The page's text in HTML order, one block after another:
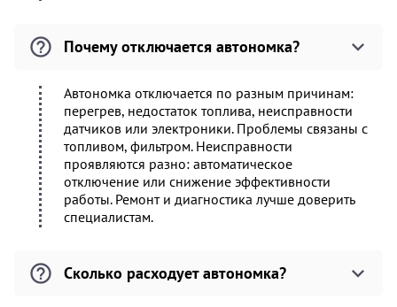
Почему отключается автономка?
Автономка отключается по разным причинам:
перегрев, недостаток топлива, неисправности
датчиков или электроники. Проблемы связаны с
топливом, фильтром. Неисправности
проявляются разно: автоматическое
отключение или снижение эффективности
работы. Ремонт и диагностика лучше доверить
специалистам.
Сколько расходует автономка?